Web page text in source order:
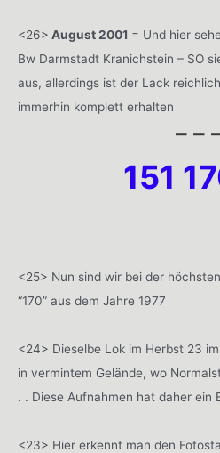
<26> August 2001 = Und hier
Bw Darmstadt Kranichstein – SO
aus, allerdings ist der Lack
immerhin komplett erhalten
– –
151
<25> Nun sind wir bei der
“170” aus dem Jahre 1977
<24> Dieselbe Lok im Herbst 23
in vermintem Gelände, wo
. . Diese Aufnahmen hat daher
<23> Hier erkennt man den